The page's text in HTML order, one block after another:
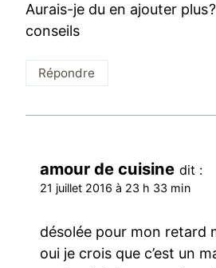
Aurais-je du en ajouter
conseils
Répondre
amour de cuisine dit :
21 juillet 2016 à 23 h 33 min
désolée pour mon retard
oui je crois que c’est un